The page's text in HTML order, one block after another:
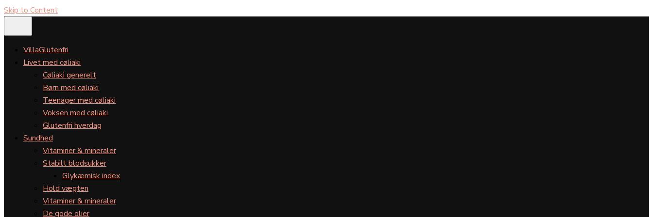
Skip to Content
VillaGlutenfri
Livet med cøliaki
Cøliaki generelt
Børn med cøliaki
Teenager med cøliaki
Voksen med cøliaki
Glutenfri hverdag
Sundhed
Vitaminer & mineraler
Stabilt blodsukker
Glykæmisk index
Hold vægten
Vitaminer & mineraler
De gode olier